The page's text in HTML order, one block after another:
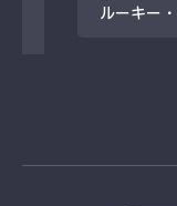
ルーキー